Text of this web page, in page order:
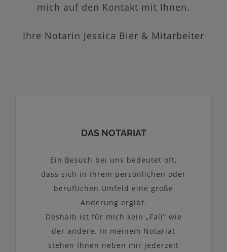
mich auf den Kontakt mit Ihnen.
Ihre Notarin Jessica Bier & Mitarbeiter
DAS NOTARIAT
Ein Besuch bei uns bedeutet oft,
dass sich in Ihrem persönlichen oder
beruflichen Umfeld eine große
Änderung ergibt.
Deshalb ist für mich kein „Fall“ wie
der andere. In meinem Notariat
stehen Ihnen neben mir jederzeit